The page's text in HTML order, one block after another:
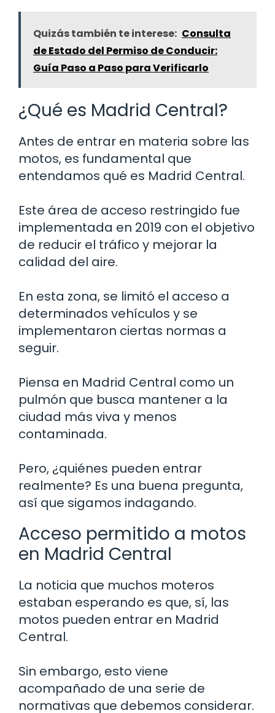
Quizás también te interese: Consulta
de Estado del Permiso de Conducir:
Guía Paso a Paso para Verificarlo
¿Qué es Madrid Central?
Antes de entrar en materia sobre las
motos, es fundamental que
entendamos qué es Madrid Central.
Este área de acceso restringido fue
implementada en 2019 con el objetivo
de reducir el tráfico y mejorar la
calidad del aire.
En esta zona, se limitó el acceso a
determinados vehículos y se
implementaron ciertas normas a
seguir.
Piensa en Madrid Central como un
pulmón que busca mantener a la
ciudad más viva y menos
contaminada.
Pero, ¿quiénes pueden entrar
realmente? Es una buena pregunta,
así que sigamos indagando.
Acceso permitido a motos
en Madrid Central
La noticia que muchos moteros
estaban esperando es que, sí, las
motos pueden entrar en Madrid
Central.
Sin embargo, esto viene
acompañado de una serie de
normativas que debemos considerar.